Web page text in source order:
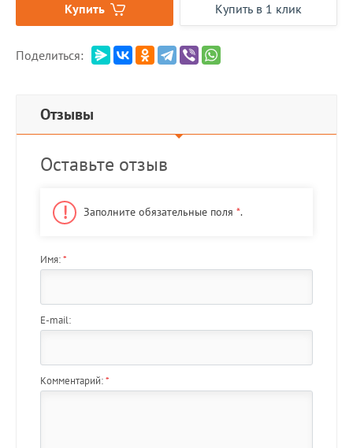
Купить Купить в 1 клик
Поделиться:
Отзывы
Оставьте отзыв
Заполните обязательные поля *.
Имя:*
E-mail:
Комментарий:*